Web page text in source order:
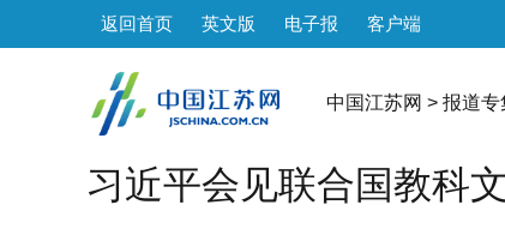
返回首页 英文版 电子报 客户端
中国江苏网 > 报道专
习近平会见联合国教科